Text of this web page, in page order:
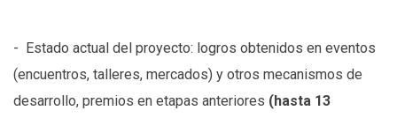
- Estado actual del proyecto: logros obtenidos en eventos
(encuentros, talleres, mercados) y otros mecanismos de
desarrollo, premios en etapas anteriores (hasta 13